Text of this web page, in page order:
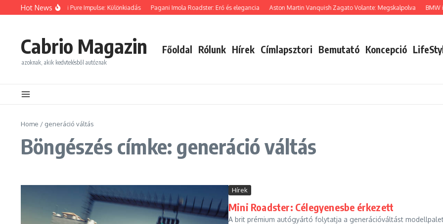
Ugrás a tartalomhoz
Hot News
BMW Z4 M40i Pure Impulse: Különkiadás Pagani Imola Roadster: Erő és elegancia Aston Martin Vanquish Zagato Volante: Megskalpolva BMW
Cabrio Magazin
azoknak, akik kedvtelésből autóznak
Főoldal Rólunk Hírek Címlapsztori Bemutató Koncepció
Home / generáció váltás
Böngészés címke: generáció váltás
Hírek
Mini Roadster: Célegyenesbe érkezett
A brit prémium autógyártó folytatja a generációváltást